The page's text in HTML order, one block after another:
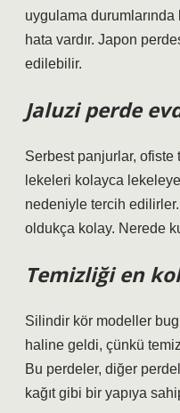
uygulama
hata vardır. Japon
edilebilir.
Jaluzi perde
Serbest panjurlar,
lekeleri kolayca
nedeniyle tercih
oldukça kolay. Nerede
Temizliği en
Silindir kör modeller
haline geldi, çünkü
Bu perdeler, diğer
kağıt gibi bir yapıya